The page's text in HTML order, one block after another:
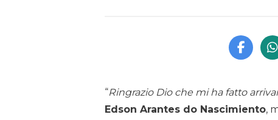
“Ringrazio Dio che mi ha fatto
Edson Arantes do Nascimiento,